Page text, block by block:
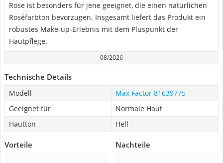
Rose ist besonders für jene geeignet, die einen natürlichen
Roséfarbton bevorzugen. Insgesamt liefert das Produkt ein
robustes Make-up-Erlebnis mit dem Pluspunkt der
Hautpflege.
08/2026
Technische Details
Modell
Max Factor 81639775
Geeignet für
Normale Haut
Hautton
Hell
Vorteile Nachteile